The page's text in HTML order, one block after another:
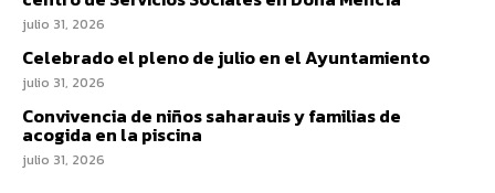
julio 31, 2026
Celebrado el pleno de julio en el Ayuntamiento
julio 31, 2026
Convivencia de niños saharauis y familias de
acogida en la piscina
julio 31, 2026